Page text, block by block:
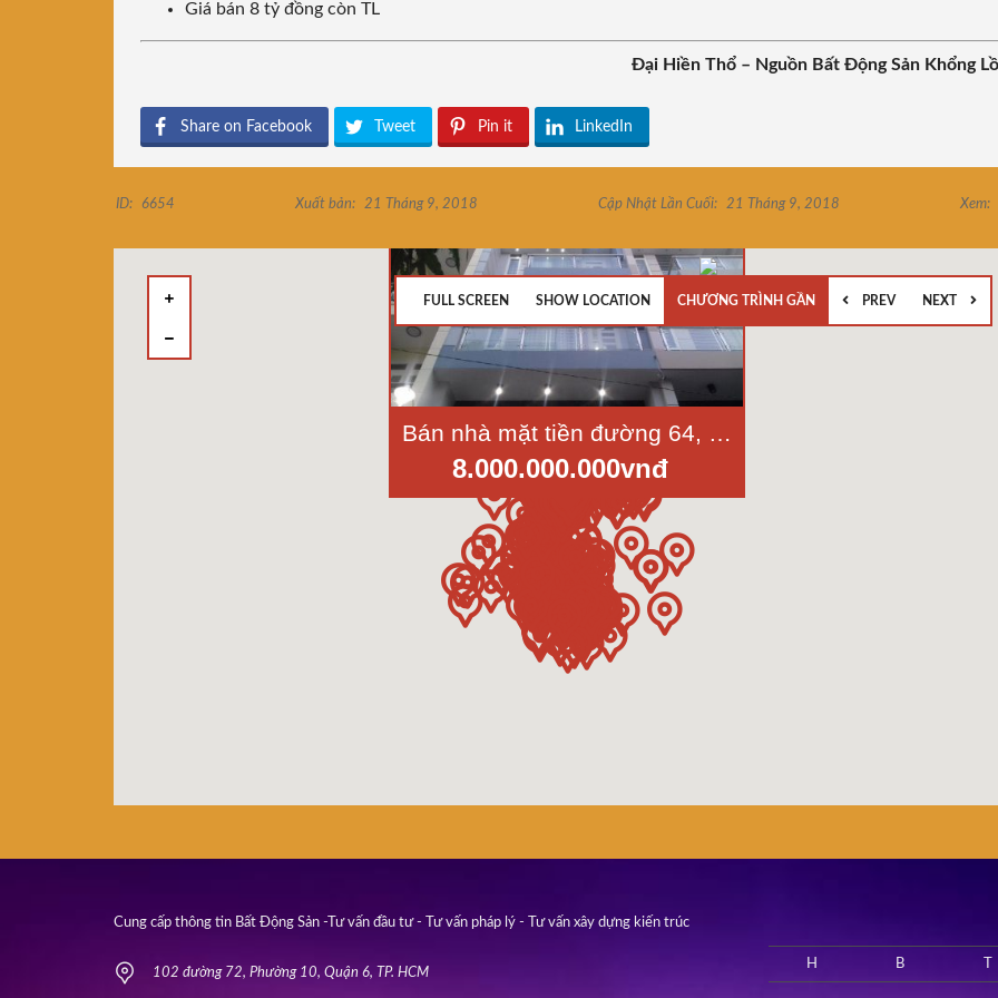
Giá bán 8 tỷ đồng còn TL
Đại Hiền Thổ – Nguồn Bất Động Sản Khổng Lồ
Share on Facebook Tweet Pin it LinkedIn
ID: 6654 Xuất bản: 21 Tháng 9, 2018 Cập Nhật Lần Cuối: 21 Tháng 9, 2018 Xem:
Bán nhà mặt tiền đường 64, Bình Phú 2, phường 10, quận 6, diện tích 4x18m, 3 lầu
8.000.000.000vnđ
FULL SCREEN SHOW LOCATION CHƯƠNG TRÌNH GẦN PREV NEXT
Cung cấp thông tin Bất Động Sản -Tư vấn đầu tư - Tư vấn pháp lý - Tư vấn xây dựng kiến trúc
102 đường 72, Phường 10, Quận 6, TP. HCM
H B